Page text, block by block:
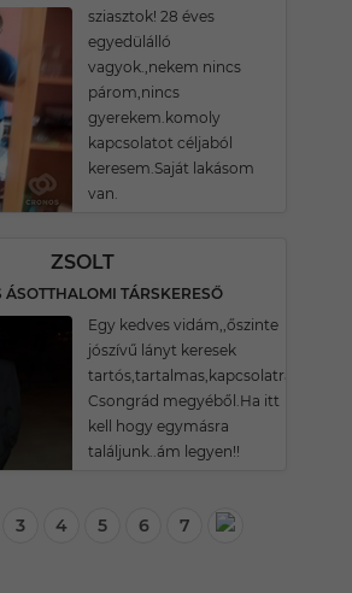
sziasztok! 28 éves
egyedülálló
vagyok.,nekem nincs
párom,nincs
gyerekem.komoly
kapcsolatot céljaból
keresem.Saját lakásom
van.
ZSOLT
ÁSOTTHALOMI TÁRSKERESŐ
Egy kedves vidám,,őszinte
jószívű lányt keresek
Csongrád megyéből.Ha itt
kell hogy egymásra
találjunk..ám legyen!!
3 4 5 6 7